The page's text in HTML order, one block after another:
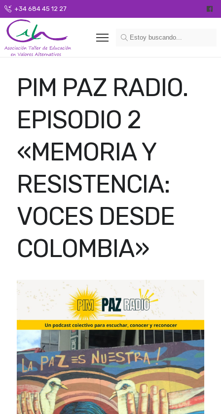
+34 684 45 12 27
PIM PAZ RADIO.
EPISODIO 2
«MEMORIA Y
RESISTENCIA:
VOCES DESDE
COLOMBIA»